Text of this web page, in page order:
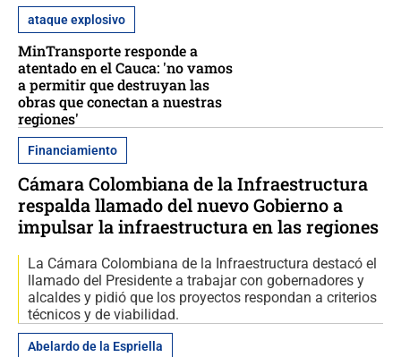
ataque explosivo
MinTransporte responde a
atentado en el Cauca: 'no vamos
a permitir que destruyan las
obras que conectan a nuestras
regiones'
Financiamiento
Cámara Colombiana de la Infraestructura
respalda llamado del nuevo Gobierno a
impulsar la infraestructura en las regiones
La Cámara Colombiana de la Infraestructura destacó el
llamado del Presidente a trabajar con gobernadores y
alcaldes y pidió que los proyectos respondan a criterios
técnicos y de viabilidad.
Abelardo de la Espriella